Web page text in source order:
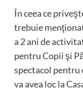
În ceea ce
trebuie
a 2 ani de
pentru Copii şi
spectacol pentru
va avea loc la